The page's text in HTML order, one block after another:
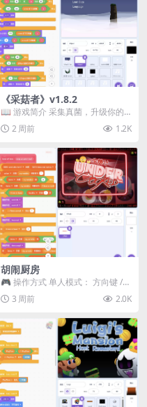
《采菇者》v1.8.2
📖 游戏简介 采集真菌，升级你的
机体，并前往未知领域探索。 这是
一款静谧的探索冒...
2 周前 1.2K
胡闹厨房
🎮 操作方式 单人模式： 方向键 /
WASD —— 移动 Z / K —— 抓...
3 周前 2.0K